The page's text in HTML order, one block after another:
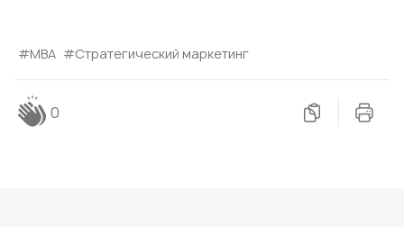
#МВА #Стратегический маркетинг
0